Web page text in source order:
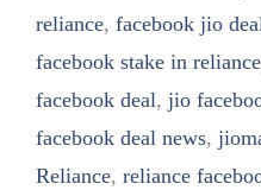
reliance, facebook jio
facebook stake in
facebook deal, jio
facebook deal news,
Reliance, reliance